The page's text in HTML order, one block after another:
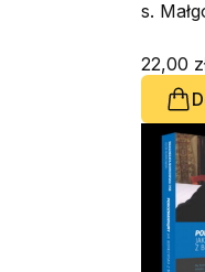
s.
22,00